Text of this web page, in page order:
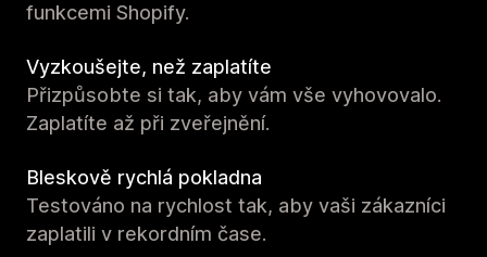
funkcemi Shopify.
Vyzkoušejte, než zaplatíte
Přizpůsobte si tak, aby vám vše vyhovovalo.
Zaplatíte až při zveřejnění.
Bleskově rychlá pokladna
Testováno na rychlost tak, aby vaši zákazníci
zaplatili v rekordním čase.